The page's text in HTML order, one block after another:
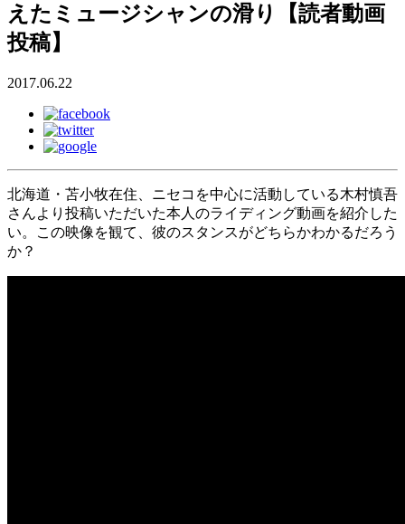
えたミュージシャンの滑り【読者動画
投稿】
2017.06.22
北海道・苫小牧在住、ニセコを中心に活動している木村慎吾
さんより投稿いただいた本人のライディング動画を紹介した
い。この映像を観て、彼のスタンスがどちらかわかるだろう
か？